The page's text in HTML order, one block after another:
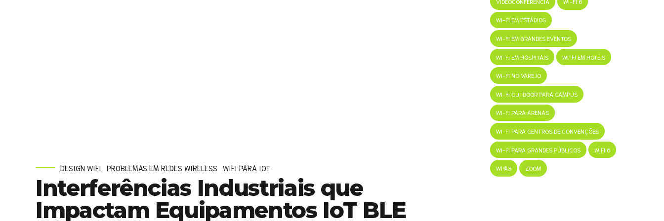
WI-FI EM ESTÁDIOS
WI-FI EM GRANDES EVENTOS
WI-FI EM HOSPITAIS WI-FI EM HOTÉIS
WI-FI NO VAREJO
WI-FI OUTDOOR PARA CAMPUS
WI-FI PARA ARENAS
WI-FI PARA CENTROS DE CONVENÇÕES
WI-FI PARA GRANDES PÚBLICOS WIFI 6
WPA3 ZOOM